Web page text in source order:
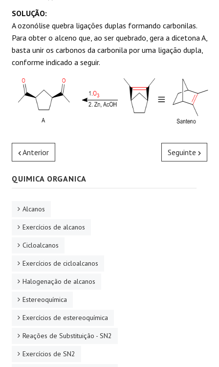
SOLUÇÃO:
A ozonólise quebra ligações duplas formando carbonilas.
Para obter o alceno que, ao ser quebrado, gera a dicetona A,
basta unir os carbonos da carbonila por uma ligação dupla,
conforme indicado a seguir.
Anterior Seguinte
QUIMICA ORGANICA
Alcanos
Exercícios de alcanos
Cicloalcanos
Exercícios de cicloalcanos
Halogenação de alcanos
Estereoquímica
Exercícios de estereoquímica
Reações de Substituição - SN2
Exercícios de SN2